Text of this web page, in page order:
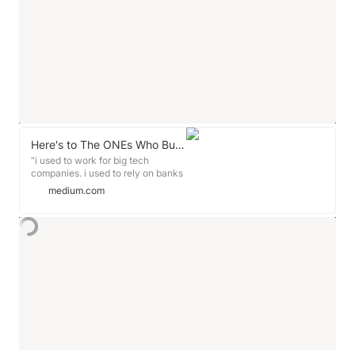
Here's to The ONEs Who Build
"i used to work for big tech
companies. i used to rely on banks
for my money. i also used to build
trust without government, a...
medium.com